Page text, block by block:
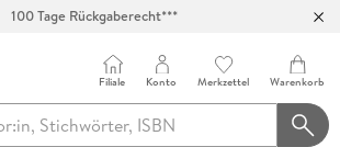
100 Tage Rückgaberecht***
Filiale Konto Merkzettel Warenkorb